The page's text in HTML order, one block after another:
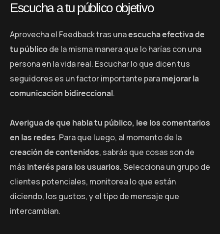
Escucha a tu público objetivo
Aprovecha el Feedback tras unaescucha efectiva de
tu públicode la misma manera que lo harías con una
persona en la vida real. Escuchar lo que dicen tus
seguidores es un factor importante paramejorar la
comunicación bidireccional.
Averigua de que habla tu público, lee los comentarios
en las redes. Para que luego, al momento de la
creación de contenidos, sabrás que cosas son de
más interés para los usuarios. Selecciona un grupo de
clientes potenciales, monitorea lo que están
diciendo, los gustos, y el tipo de mensaje que
intercambian.